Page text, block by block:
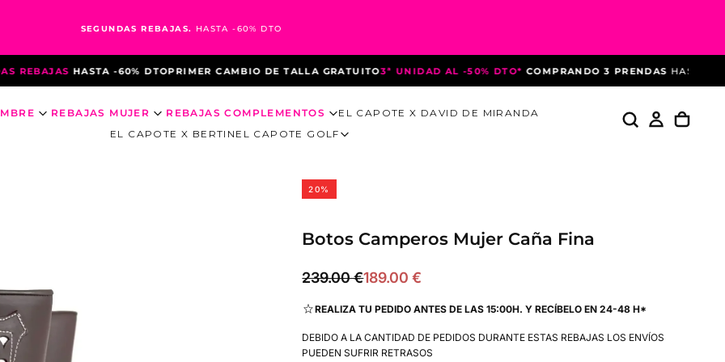
SEGUNDAS REBAJAS. HASTA -60% DTO
HASTA -60% DTO PRIMER CAMBIO DE TALLA GRATUITO3ª UNIDAD AL -50% DTO* COMPRANDO 3 PRENDASHASTA EL 10
REBAJAS MUJER REBAJAS COMPLEMENTOS
EL CAPOTE X DAVID DE MIRANDA
EL CAPOTE X BERTIN EL CAPOTE GOLF
20%
Botos Camperos Mujer Caña Fina
189.00
Precio
239.00 €Precio
189.00 €
REALIZA TU PEDIDO ANTES DE LAS 15:00H. Y RECÍBELO EN 24-48 H*
DEBIDO A LA CANTIDAD DE PEDIDOS DURANTE ESTAS REBAJAS LOS ENVÍOS
PUEDEN SUFRIR RETRASOS